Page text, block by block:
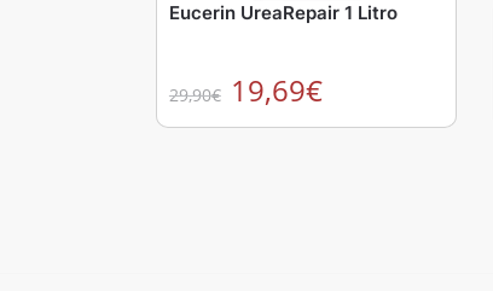
Eucerin UreaRepair 1 Litro
29,90€ 19,69€